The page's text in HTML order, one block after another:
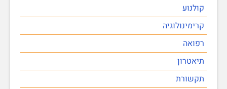
קולנוע
קרימינולוגיה
רפואה
תיאטרון
תקשורת